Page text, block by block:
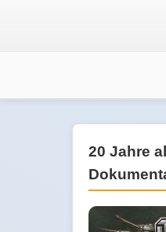
20 Jahre